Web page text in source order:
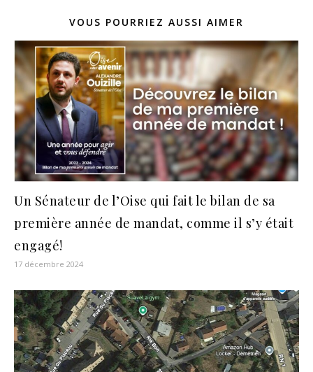
VOUS POURRIEZ AUSSI AIMER
Un Sénateur de l’Oise qui fait le bilan de sa
première année de mandat, comme il s’y était
engagé!
17 décembre 2024